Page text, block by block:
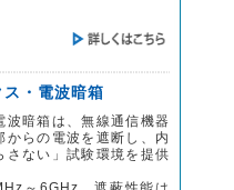
！
・電波暗箱
波暗箱は、無線通信機器
からの電波を遮断し、内
さない」試験環境を提供